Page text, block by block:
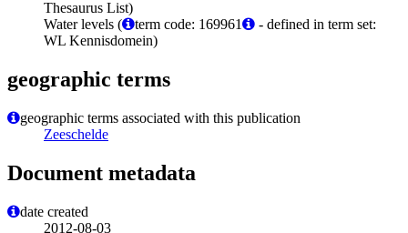
Thesaurus List)
Water levels (
term code: 169961
- defined in term set:
WL Kennisdomein)
geographic terms
geographic terms associated with this publication
Zeeschelde
Document metadata
date created
2012-08-03